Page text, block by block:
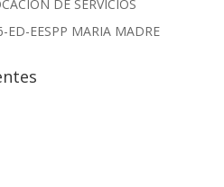
DE SERVICIOS
ED-EESPP MARIA MADRE